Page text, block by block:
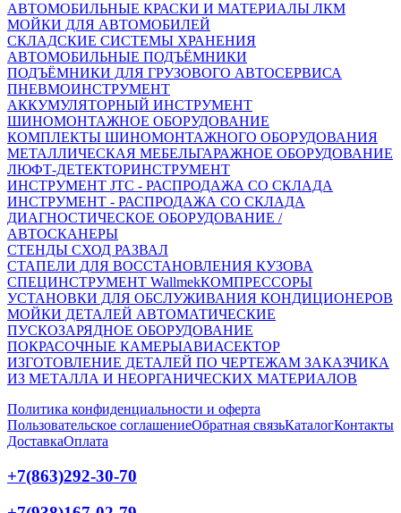
АВТОМОБИЛЬНЫЕ КРАСКИ И МАТЕРИАЛЫ ЛКМ
МОЙКИ ДЛЯ АВТОМОБИЛЕЙ
СКЛАДСКИЕ СИСТЕМЫ ХРАНЕНИЯ
АВТОМОБИЛЬНЫЕ ПОДЪЁМНИКИ
ПОДЪЁМНИКИ ДЛЯ ГРУЗОВОГО АВТОСЕРВИСА
ПНЕВМОИНСТРУМЕНТ
АККУМУЛЯТОРНЫЙ ИНСТРУМЕНТ
ШИНОМОНТАЖНОЕ ОБОРУДОВАНИЕ
КОМПЛЕКТЫ ШИНОМОНТАЖНОГО ОБОРУДОВАНИЯ
МЕТАЛЛИЧЕСКАЯ МЕБЕЛЬГАРАЖНОЕ ОБОРУДОВАНИЕ
ЛЮФТ-ДЕТЕКТОРИНСТРУМЕНТ
ИНСТРУМЕНТ JTC - РАСПРОДАЖА СО СКЛАДА
ИНСТРУМЕНТ - РАСПРОДАЖА СО СКЛАДА
ДИАГНОСТИЧЕСКОЕ ОБОРУДОВАНИЕ /
АВТОСКАНЕРЫ
СТЕНДЫ СХОД РАЗВАЛ
СТАПЕЛИ ДЛЯ ВОССТАНОВЛЕНИЯ КУЗОВА
СПЕЦИНСТРУМЕНТ WallmekКОМПРЕССОРЫ
УСТАНОВКИ ДЛЯ ОБСЛУЖИВАНИЯ КОНДИЦИОНЕРОВ
МОЙКИ ДЕТАЛЕЙ АВТОМАТИЧЕСКИЕ
ПУСКОЗАРЯДНОЕ ОБОРУДОВАНИЕ
ПОКРАСОЧНЫЕ КАМЕРЫАВИАСЕКТОР
ИЗГОТОВЛЕНИЕ ДЕТАЛЕЙ ПО ЧЕРТЕЖАМ ЗАКАЗЧИКА
ИЗ МЕТАЛЛА И НЕОРГАНИЧЕСКИХ МАТЕРИАЛОВ
Политика конфиденциальности и оферта
Пользовательское соглашениеОбратная связьКаталогКонтакты
ДоставкаОплата
+7(863)292-30-70